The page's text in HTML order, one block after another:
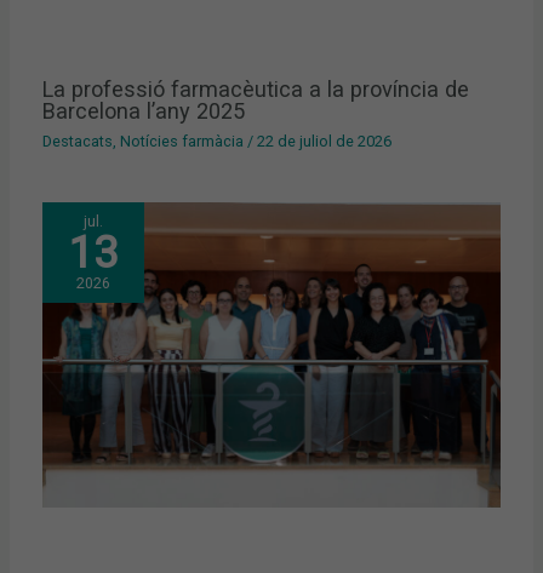
La professió farmacèutica a la província de
Barcelona l’any 2025
Destacats, Notícies farmàcia /22 de juliol de 2026
jul.
13
2026